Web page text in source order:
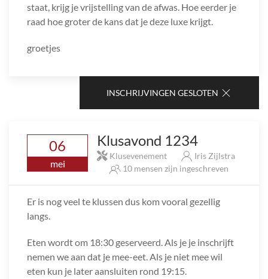
staat, krijg je vrijstelling van de afwas. Hoe eerder je
raad hoe groter de kans dat je deze luxe krijgt.
groetjes
INSCHRIJVINGEN GESLOTEN
06
mei
Klusavond 1234
Klusevenement
Iris Zijlstra
10 mensen zijn ingeschreven
Er is nog veel te klussen dus kom vooral gezellig
langs.
Eten wordt om 18:30 geserveerd. Als je je inschrijft
nemen we aan dat je mee-eet. Als je niet mee wil
eten kun je later aansluiten rond 19:15.